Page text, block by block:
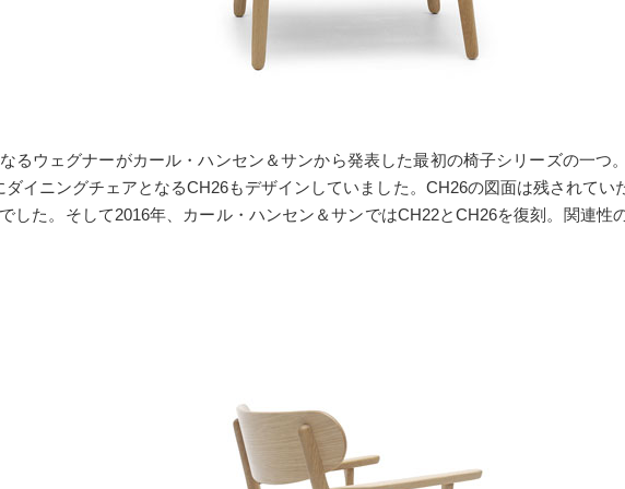
るウェグナーがカール・ハンセン＆サンから発表した最初の椅子シリーズの一つ
ダイニングチェアとなるCH26もデザインしていました。CH26の図面は残されて
した。そして2016年、カール・ハンセン＆サンではCH22とCH26を復刻。関連性